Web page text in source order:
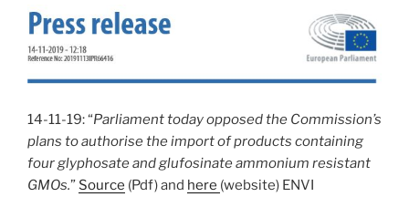
14-11-19: “Parliament today opposed the Commission’s
plans to authorise the import of products containing
four glyphosate and glufosinate ammonium resistant
GMOs.” Source (Pdf) and here (website) ENVI